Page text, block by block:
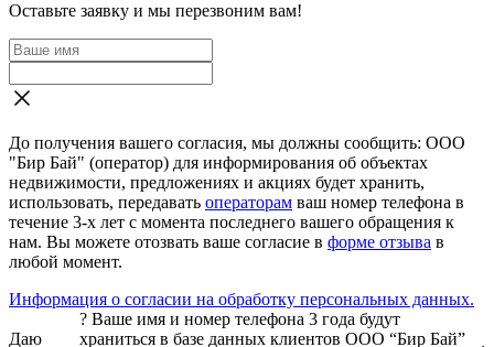
Оставьте заявку и мы перезвоним вам!
До получения вашего согласия, мы должны сообщить: ООО
"Бир Бай" (оператор) для информирования об объектах
недвижимости, предложениях и акциях будет хранить,
использовать, передавать операторам ваш номер телефона в
течение 3-х лет с момента последнего вашего обращения к
нам. Вы можете отозвать ваше согласие в форме отзыва в
любой момент.
Информация о согласии на обработку персональных данных.
Даю
? Ваше имя и номер телефона 3 года будут
храниться в базе данных клиентов ООО “Бир Бай”